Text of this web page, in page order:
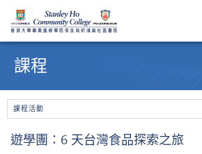
始
課程
課程活動
遊學團：6 天台灣食品探索之旅